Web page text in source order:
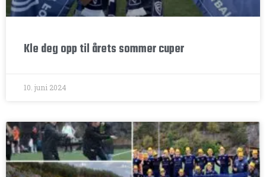
Kle deg opp til årets sommer cuper
10. juni 2024